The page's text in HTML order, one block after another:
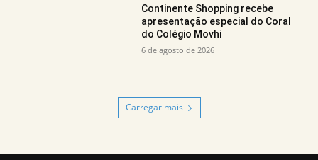
Continente Shopping recebe
apresentação especial do Coral
do Colégio Movhi
6 de agosto de 2026
Carregar mais